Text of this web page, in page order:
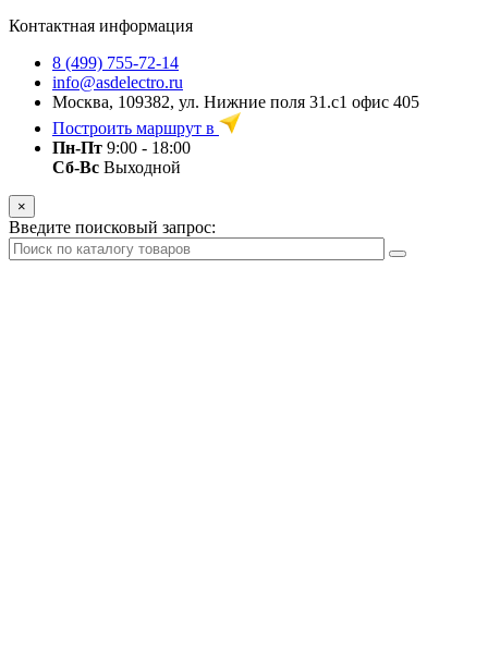
Контактная информация
8 (499) 755-72-14
info@asdelectro.ru
Москва, 109382, ул. Нижние поля 31.с1 офис 405
Построить маршрут в
Пн-Пт 9:00 - 18:00
Сб-Вс Выходной
×
Введите поисковый запрос: